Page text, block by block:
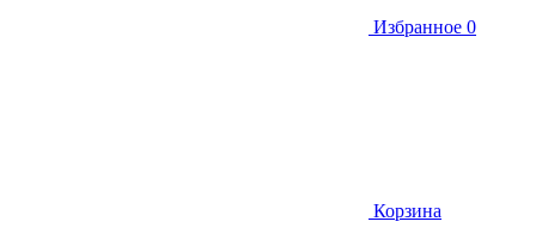
Избранное 0
Корзина